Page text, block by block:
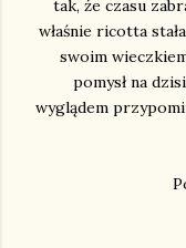
tak, że czasu
właśnie ricotta
swoim
pomysł na
wyglądem